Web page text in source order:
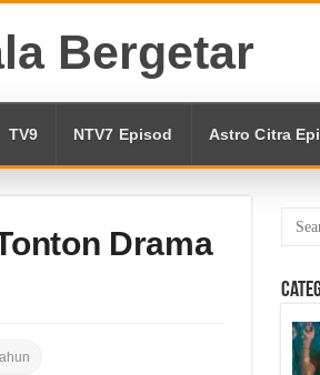
Bergetar
TV9 NTV7 Episod Astro Citra
Drama